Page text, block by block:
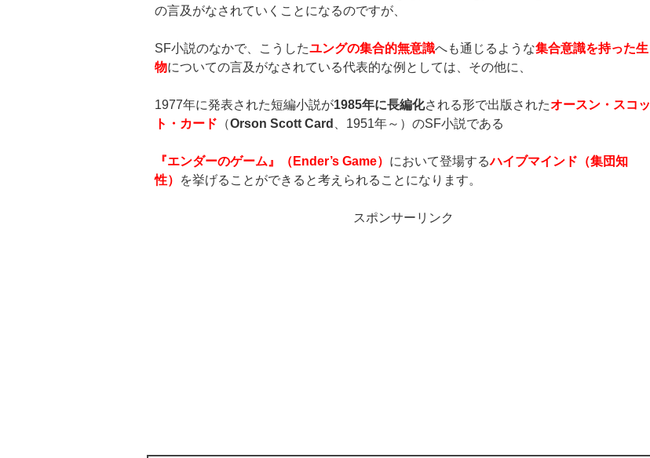
の言及がなされていくことになるのですが、
SF小説のなかで、こうしたユングの集合的無意識へも通じるような集合意識を持った生
物についての言及がなされている代表的な例としては、その他に、
1977年に発表された短編小説が1985年に長編化される形で出版されたオースン・スコッ
ト・カード （Orson Scott Card 、1951年～）のSF小説である
『エンダーのゲーム』（ Ender’s Game） において登場するハイブマインド（集団知
性）
を挙げることができると考えられることになります。
スポンサーリンク